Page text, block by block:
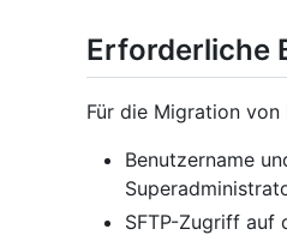
Erforderliche
Für die Migration
Benutzername
SFTP-Zugriff auf